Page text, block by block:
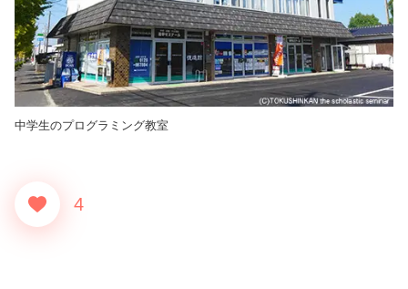
中学生のプログラミング教室
4